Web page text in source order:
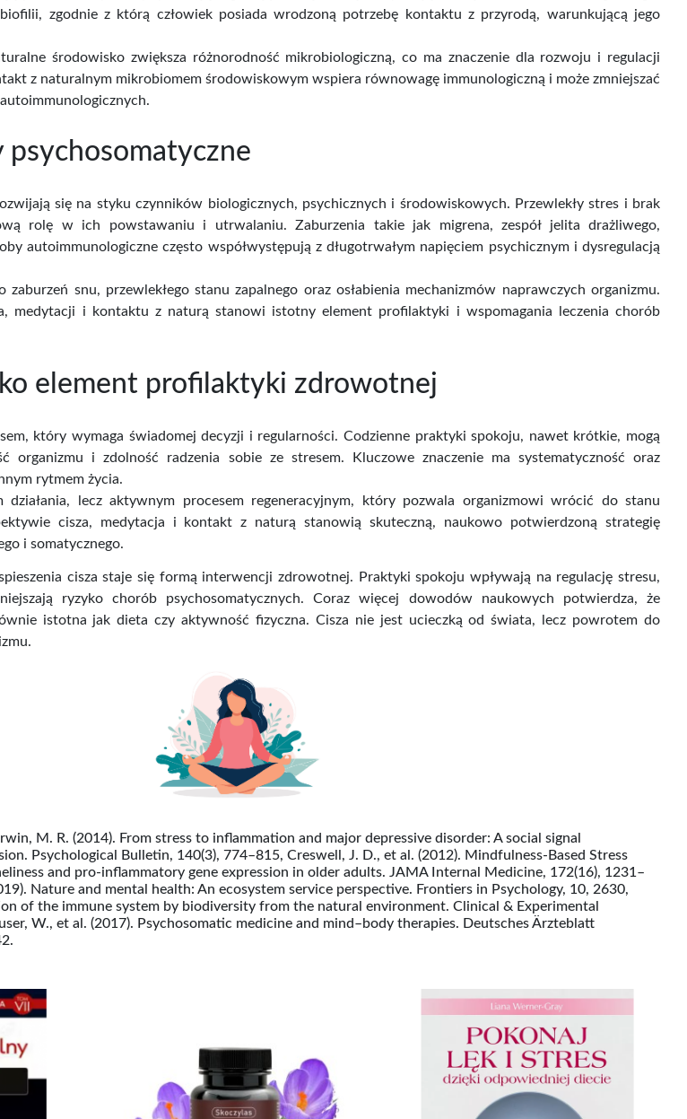
zgodnie z którą człowiek posiada wrodzoną potrzebę kontaktu z przyrodą, warunkującą jego
środowisko zwiększa różnorodność mikrobiologiczną, co ma znaczenie dla rozwoju i regulacji
z naturalnym mikrobiomem środowiskowym wspiera równowagę immunologiczną i może zmniejszać
psychosomatyczne
się na styku czynników biologicznych, psychicznych i środowiskowych. Przewlekły stres i brak
rolę w ich powstawaniu i utrwalaniu. Zaburzenia takie jak migrena, zespół jelita drażliwego,
autoimmunologiczne często współwystępują z długotrwałym napięciem psychicznym i dysregulacją
zaburzeń snu, przewlekłego stanu zapalnego oraz osłabienia mechanizmów naprawczych organizmu.
medytacji i kontaktu z naturą stanowi istotny element profilaktyki i wspomagania leczenia chorób
element profilaktyki zdrowotnej
który wymaga świadomej decyzji i regularności. Codzienne praktyki spokoju, nawet krótkie, mogą
organizmu i zdolność radzenia sobie ze stresem. Kluczowe znaczenie ma systematyczność oraz
rytmem życia.
działania, lecz aktywnym procesem regeneracyjnym, który pozwala organizmowi wrócić do stanu
cisza, medytacja i kontakt z naturą stanowią skuteczną, naukowo potwierdzoną strategię
i somatycznego.
cisza staje się formą interwencji zdrowotnej. Praktyki spokoju wpływają na regulację stresu,
ryzyko chorób psychosomatycznych. Coraz więcej dowodów naukowych potwierdza, że
istotna jak dieta czy aktywność fizyczna. Cisza nie jest ucieczką od świata, lecz powrotem do
M. R. (2014). From stress to inflammation and major depressive disorder: A social signal
Psychological Bulletin, 140(3), 774–815, Creswell, J. D., et al. (2012). Mindfulness-Based Stress
and pro-inflammatory gene expression in older adults. JAMA Internal Medicine, 172(16), 1231–
Nature and mental health: An ecosystem service perspective. Frontiers in Psychology, 10, 2630,
of the immune system by biodiversity from the natural environment. Clinical & Experimental
W., et al. (2017). Psychosomatic medicine and mind–body therapies. Deutsches Ärzteblatt